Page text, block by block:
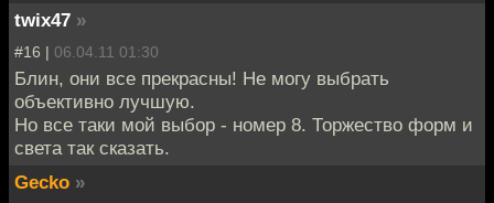
twix47 »
#16 | 06.04.11 01:30
Блин, они все прекрасны! Не могу выбрать
объективно лучшую.
Но все таки мой выбор - номер 8. Торжество форм и
света так сказать.
Gecko »